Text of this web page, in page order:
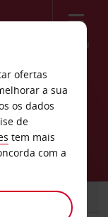
Menu
ofertas
a sua
os dados
de
tem mais
com a